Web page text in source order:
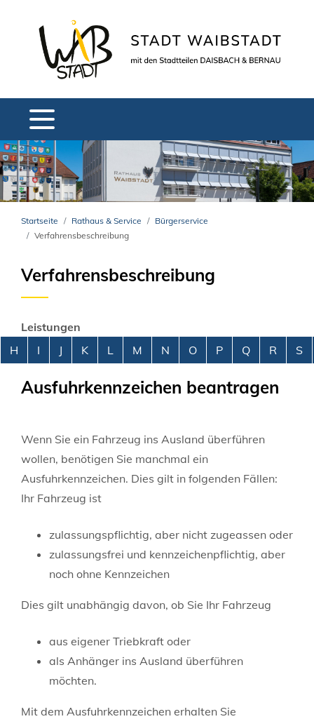
Startseite Rathaus & Service
Bürgerservice
Verfahrensbeschreibung
Verfahrensbeschreibung
Leistungen
Alphabetisches Register überspringen
H I J K L M N O P Q R S
Ausfuhrkennzeichen beantragen
Wenn Sie ein Fahrzeug ins Ausland überführen
wollen, benötigen Sie manchmal ein
Ausfuhrkennzeichen. Dies gilt in folgenden Fällen:
Ihr Fahrzeug ist
zulassungspflichtig, aber nicht zugeassen oder
zulassungsfrei und kennzeichenpflichtig, aber
noch ohne Kennzeichen
Dies gilt unabhängig davon, ob Sie Ihr Fahrzeug
aus eigener Triebkraft oder
als Anhänger ins Ausland überführen
möchten.
Mit dem Ausfuhrkennzeichen erhalten Sie